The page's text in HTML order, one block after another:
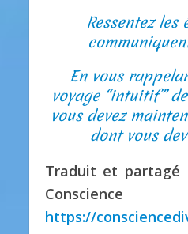
Ressentez les
En vous
voyage “intuitif”
vous devez
dont vous
Traduit et partagé
https://